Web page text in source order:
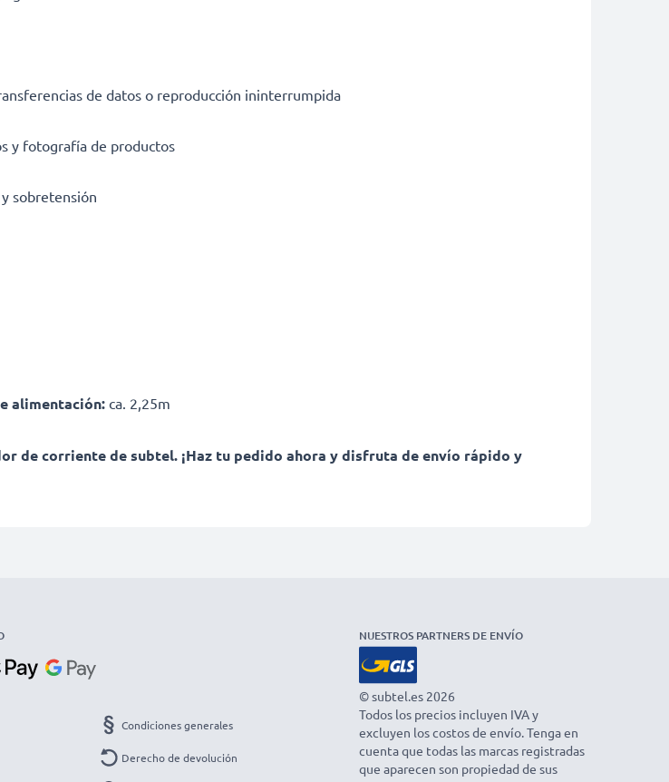
de datos o reproducción ininterrumpida
y fotografía de productos
sobretensión
alimentación:ca. 2,25m
de corriente de subtel. ¡Haz tu pedido ahora y disfruta de envío rápido y
Condiciones generales
Derecho de devolución
NUESTROS PARTNERS DE ENVÍO
© subtel.es 2026
Todos los precios incluyen IVA y
excluyen los costos de envío. Tenga en
cuenta que todas las marcas registradas
que aparecen son propiedad de sus